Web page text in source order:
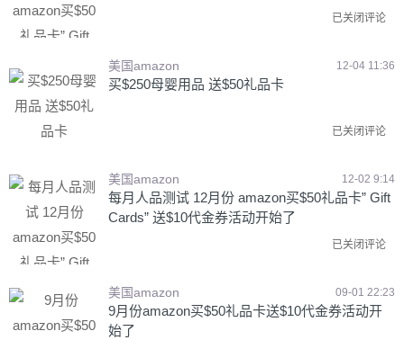
已关闭评论
美国amazon 12-04 11:36
买$250母婴用品 送$50礼品卡
已关闭评论
美国amazon 12-02 9:14
每月人品测试 12月份 amazon买$50礼品卡” Gift
Cards” 送$10代金券活动开始了
已关闭评论
美国amazon 09-01 22:23
9月份amazon买$50礼品卡送$10代金券活动开
始了